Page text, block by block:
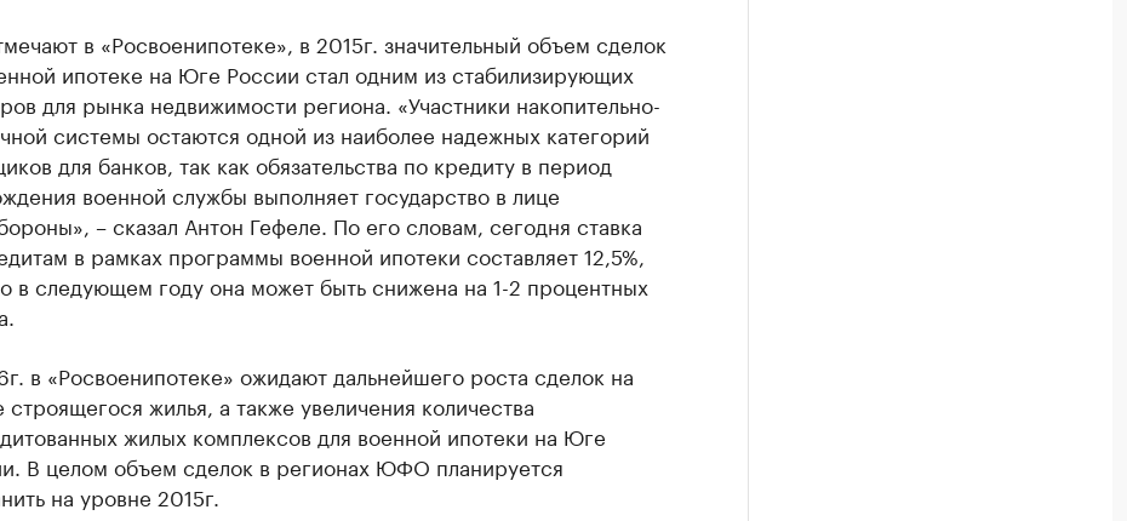
в «Росвоенипотеке», в 2015г. значительный объем сделок
ипотеке на Юге России стал одним из стабилизирующих
для рынка недвижимости региона. «Участники накопительно-
системы остаются одной из наиболее надежных категорий
для банков, так как обязательства по кредиту в период
военной службы выполняет государство в лице
– сказал Антон Гефеле. По его словам, сегодня ставка
в рамках программы военной ипотеки составляет 12,5%,
в следующем году она может быть снижена на 1-2 процентных
в «Росвоенипотеке» ожидают дальнейшего роста сделок на
строящегося жилья, а также увеличения количества
жилых комплексов для военной ипотеки на Юге
В целом объем сделок в регионах ЮФО планируется
на уровне 2015г.